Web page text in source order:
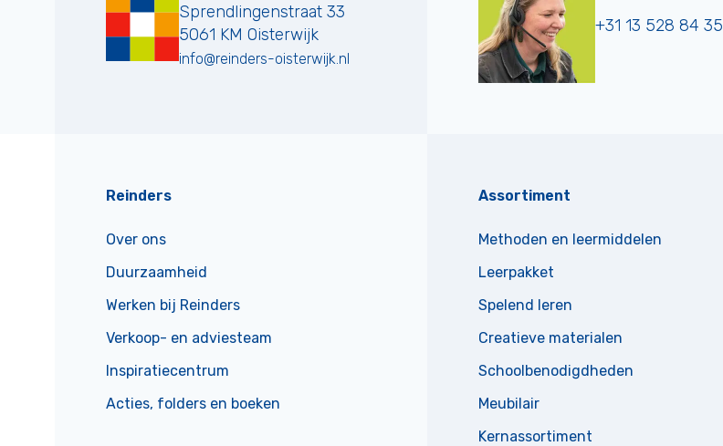
Sprendlingenstraat 33
5061 KM Oisterwijk
info@reinders-oisterwijk.nl
+31 13 528 84 35
Reinders
Over ons
Duurzaamheid
Werken bij Reinders
Verkoop- en adviesteam
Inspiratiecentrum
Acties, folders en boeken
Assortiment
Methoden en leermiddelen
Leerpakket
Spelend leren
Creatieve materialen
Schoolbenodigdheden
Meubilair
Kernassortiment